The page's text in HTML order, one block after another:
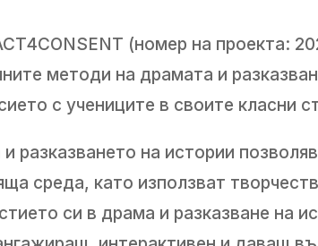
(номер на проекта:
методи на драмата и
с учениците в своите класни
разказването на истории
среда, като използват
си в драма и разказване на